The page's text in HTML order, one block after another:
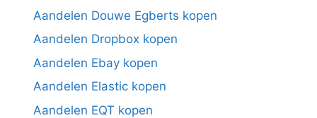
Aandelen Douwe Egberts kopen
Aandelen Dropbox kopen
Aandelen Ebay kopen
Aandelen Elastic kopen
Aandelen EQT kopen